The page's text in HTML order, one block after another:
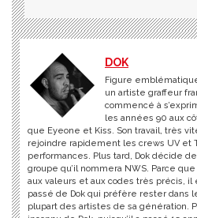
DOK
Figure
un artiste graffeur
commencé à
les années 90 aux
que Eyeone et Kiss. Son travail, très
rejoindre rapidement les crews UV et
performances. Plus tard, Dok décide
groupe qu’il nommera NWS. Parce
aux valeurs et aux codes très précis, il
passé de Dok qui préfère rester dans
plupart des artistes de sa génération.